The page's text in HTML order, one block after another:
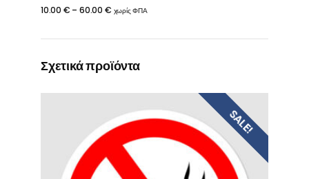
10.00 € – 60.00 €Price
χωρίς ΦΠΑ
Σχετικά προϊόντα
SALE!